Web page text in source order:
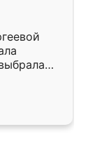
потом
с